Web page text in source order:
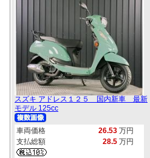
スズキ アドレス１２５ 国内新車 最新
モデル 125cc
車両価格 26.53 万円
支払総額
28.5 万円